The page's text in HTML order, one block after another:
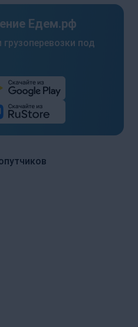
Едем.рф
под